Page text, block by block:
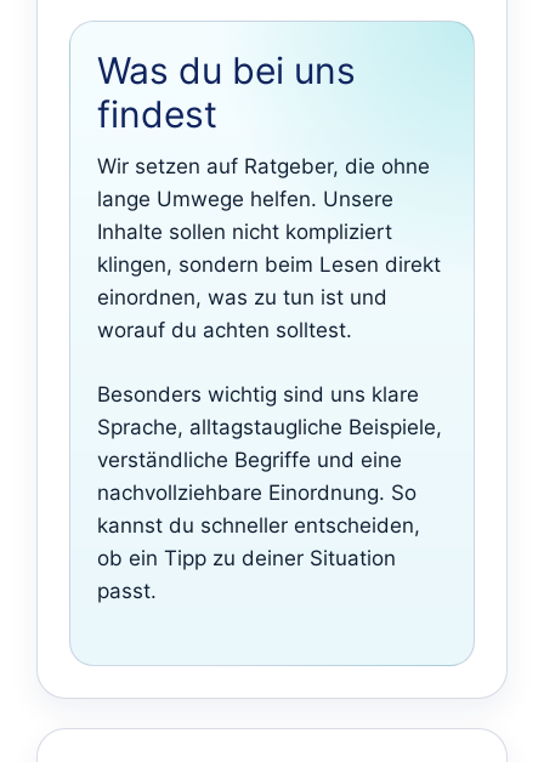
Was du bei uns
findest
Wir setzen auf Ratgeber, die ohne
lange Umwege helfen. Unsere
Inhalte sollen nicht kompliziert
klingen, sondern beim Lesen direkt
einordnen, was zu tun ist und
worauf du achten solltest.
Besonders wichtig sind uns klare
Sprache, alltagstaugliche Beispiele,
verständliche Begriffe und eine
nachvollziehbare Einordnung. So
kannst du schneller entscheiden,
ob ein Tipp zu deiner Situation
passt.